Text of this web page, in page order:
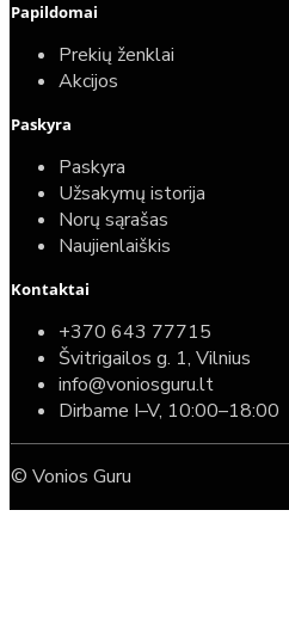
Papildomai
Prekių ženklai
Akcijos
Paskyra
Paskyra
Užsakymų istorija
Norų sąrašas
Naujienlaiškis
Kontaktai
+370 643 77715
Švitrigailos g. 1, Vilnius
info@voniosguru.lt
Dirbame I–V, 10:00–18:00
© Vonios Guru